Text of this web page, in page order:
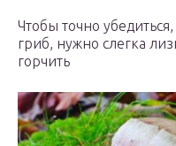
Чтобы точно
гриб, нужно слегка
горчить